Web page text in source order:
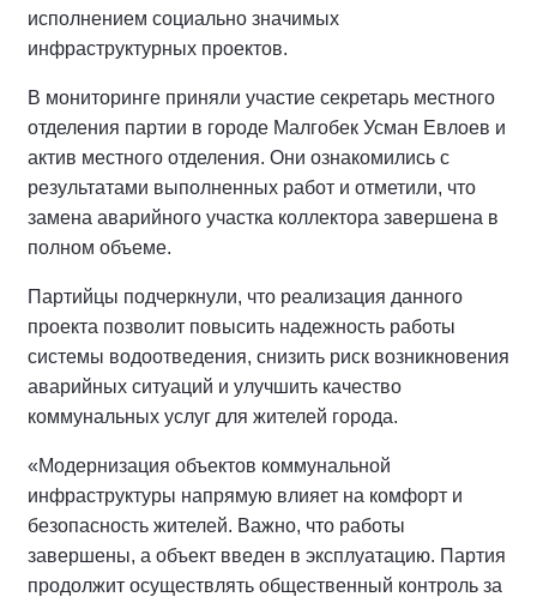
исполнением социально значимых
инфраструктурных проектов.
В мониторинге приняли участие секретарь местного
отделения партии в городе Малгобек Усман Евлоев и
актив местного отделения. Они ознакомились с
результатами выполненных работ и отметили, что
замена аварийного участка коллектора завершена в
полном объеме.
Партийцы подчеркнули, что реализация данного
проекта позволит повысить надежность работы
системы водоотведения, снизить риск возникновения
аварийных ситуаций и улучшить качество
коммунальных услуг для жителей города.
«Модернизация объектов коммунальной
инфраструктуры напрямую влияет на комфорт и
безопасность жителей. Важно, что работы
завершены, а объект введен в эксплуатацию. Партия
продолжит осуществлять общественный контроль за